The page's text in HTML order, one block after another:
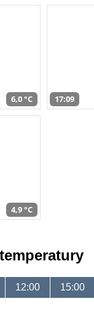
6,0 °C 17:09
4,9 °C
12:00 15:00